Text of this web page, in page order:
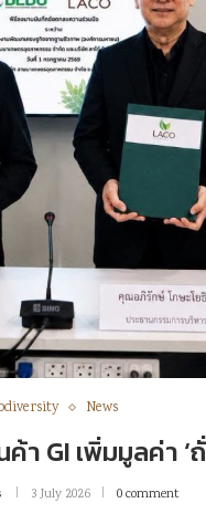
News
า GI เพิ่มมูลค่า ‘
3 July 2026 0 comment